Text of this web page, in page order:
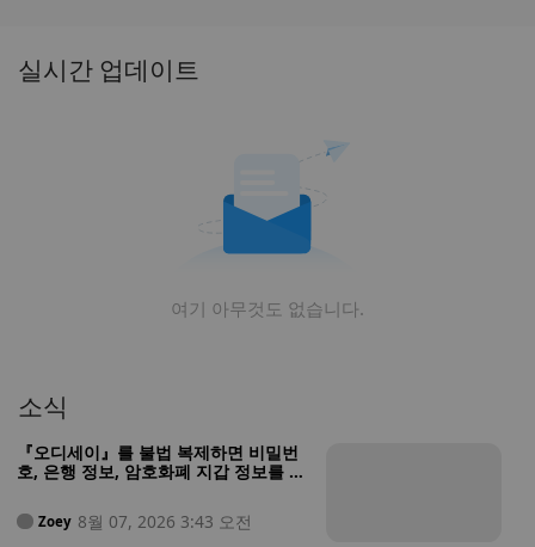
실시간 업데이트
여기 아무것도 없습니다.
소식
『오디세이』를 불법 복제하면 비밀번
호, 은행 정보, 암호화폐 지갑 정보를 도
Zoey 8월 07, 2026 3:43 오전